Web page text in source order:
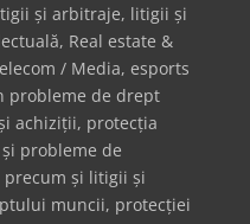
și arbitraje, litigii și
Real estate &
/ Media, esports
probleme de drept
achiziții, protecția
probleme de
și litigii și
muncii, protecției